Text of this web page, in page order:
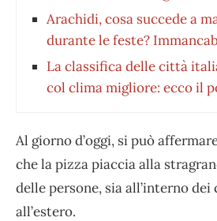
Arachidi, cosa succede a
durante le feste?
La classifica delle città
col clima migliore: ecco il
Al giorno d’oggi, si può
che la pizza piaccia alla
delle persone, sia all’interno
all’estero.